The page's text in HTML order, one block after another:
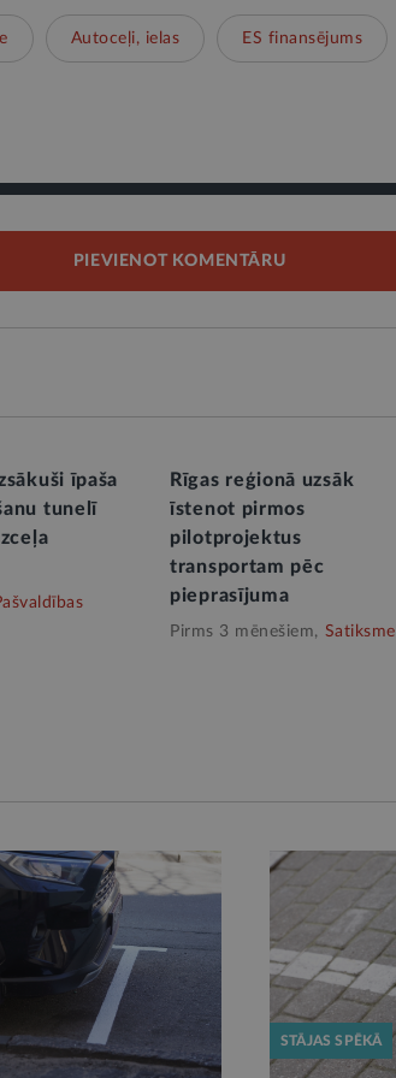
Autoceļi, ielas ES finansējums
PIEVIENOT KOMENTĀRU
īpaša
tunelī
Rīgas reģionā uzsāk
īstenot pirmos
pilotprojektus
transportam pēc
pieprasījuma
Pirms 3 mēnešiem, Satiksme
STĀJAS SPĒKĀ